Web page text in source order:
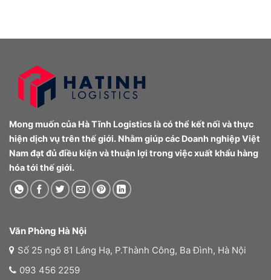
Mong muốn của Hà Tĩnh Logistics là có thể kết nối và thực
hiện dịch vụ trên thế giới. Nhằm giúp các Doanh nghiệp Việt
Nam đạt đủ điều kiện và thuận lợi trong việc xuất khẩu hàng
hóa tới thế giới.
Văn Phòng Hà Nội
Số 25 ngõ 81 Láng Hạ, P.Thành Công, Ba Đình, Hà Nội
093 456 2259